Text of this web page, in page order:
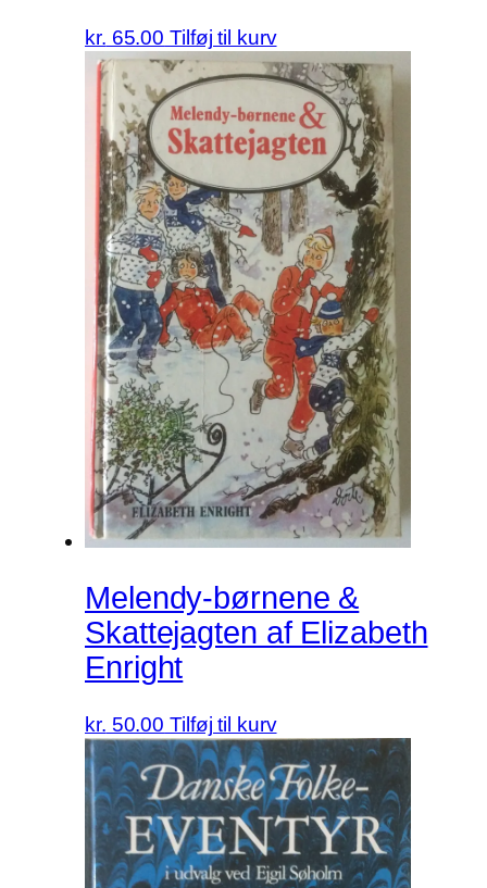
kr. 65.00 Tilføj til kurv
Melendy-børnene &
Skattejagten af Elizabeth
Enright
kr. 50.00 Tilføj til kurv